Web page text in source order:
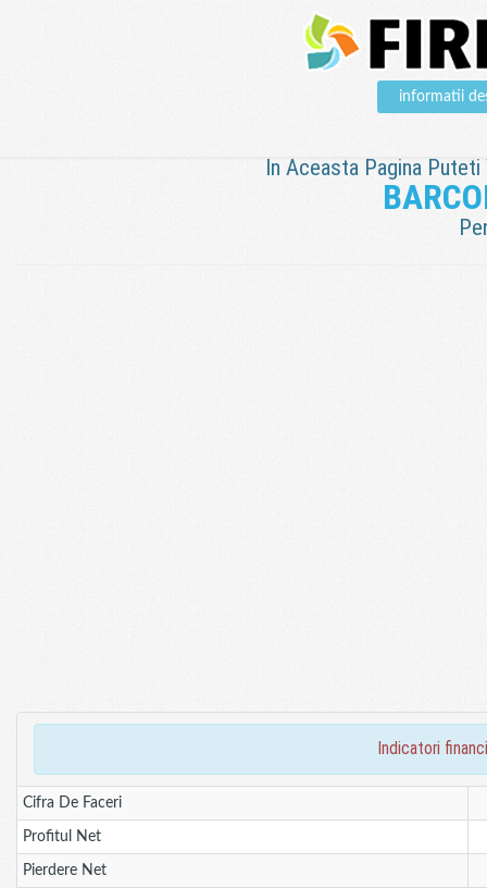
informatii
In Aceasta Pagina
indicatori
Cifra De Faceri
Profitul Net
Pierdere Net